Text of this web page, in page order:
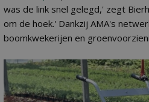
was de link snel gelegd,' zegt
om de hoek.' Dankzij AMA's
boomkwekerijen en